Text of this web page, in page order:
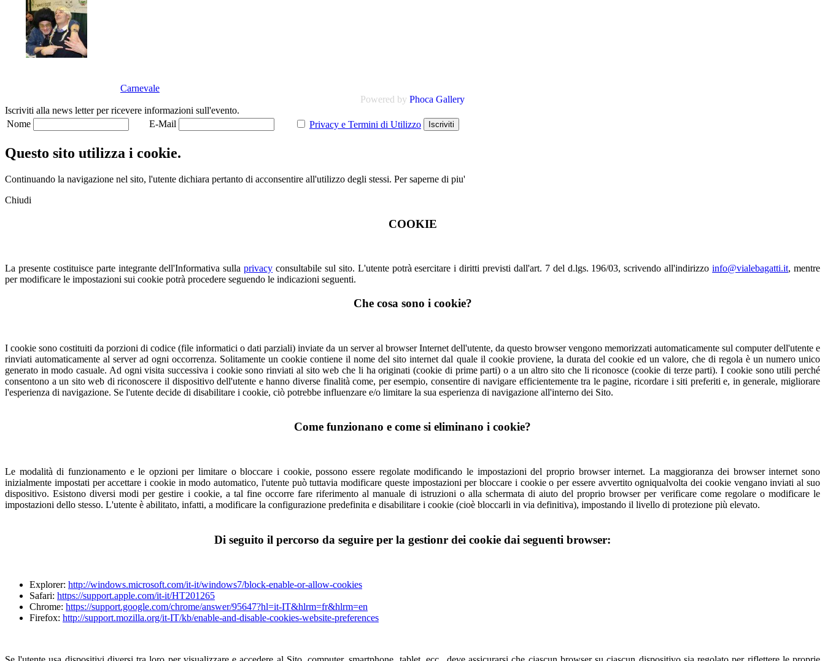
Carnevale
Powered by Phoca Gallery
Iscriviti alla news letter per ricevere informazioni sull'evento.
Nome
E-Mail Privacy e Termini di Utilizzo
Questo sito utilizza i cookie.
Continuando la navigazione nel sito, l'utente dichiara pertanto di acconsentire all'utilizzo degli stessi. Per saperne di piu'
Chiudi
COOKIE
La presente costituisce parte integrante dell'Informativa sullaprivacy consultabile sul sito. L'utente potrà esercitare i diritti previsti dall'art. 7 del d.lgs. 196/03, scrivendo all'indirizzoinfo@vialebagatti.it, mentre
per modificare le impostazioni sui cookie potrà procedere seguendo le indicazioni seguenti.
Che cosa sono i cookie?
I cookie sono costituiti da porzioni di codice (file informatici o dati parziali) inviate da un server al browser Internet dell'utente, da questo browser vengono memorizzati automaticamente sul computer dell'utente e
rinviati automaticamente al server ad ogni occorrenza. Solitamente un cookie contiene il nome del sito internet dal quale il cookie proviene, la durata del cookie ed un valore, che di regola è un numero unico
generato in modo casuale. Ad ogni visita successiva i cookie sono rinviati al sito web che li ha originati (cookie di prime parti) o a un altro sito che li riconosce (cookie di terze parti). I cookie sono utili perché
consentono a un sito web di riconoscere il dispositivo dell'utente e hanno diverse finalità come, per esempio, consentire di navigare efficientemente tra le pagine, ricordare i siti preferiti e, in generale, migliorare
l'esperienza di navigazione. Se l'utente decide di disabilitare i cookie, ciò potrebbe influenzare e/o limitare la sua esperienza di navigazione all'interno dei Sito.
Come funzionano e come si eliminano i cookie?
Le modalità di funzionamento e le opzioni per limitare o bloccare i cookie, possono essere regolate modificando le impostazioni del proprio browser internet. La maggioranza dei browser internet sono
inizialmente impostati per accettare i cookie in modo automatico, l'utente può tuttavia modificare queste impostazioni per bloccare i cookie o per essere avvertito ogniqualvolta dei cookie vengano inviati al suo
dispositivo. Esistono diversi modi per gestire i cookie, a tal fine occorre fare riferimento al manuale di istruzioni o alla schermata di aiuto del proprio browser per verificare come regolare o modificare le
impostazioni dello stesso. L'utente è abilitato, infatti, a modificare la configurazione predefinita e disabilitare i cookie (cioè bloccarli in via definitiva), impostando il livello di protezione più elevato.
Di seguito il percorso da seguire per la gestionr dei cookie dai seguenti browser:
Explorer: http://windows.microsoft.com/it-it/windows7/block-enable-or-allow-cookies
Safari: https://support.apple.com/it-it/HT201265
Chrome: https://support.google.com/chrome/answer/95647?hl=it-IT&hlrm=fr&hlrm=en
Firefox: http://support.mozilla.org/it-IT/kb/enable-and-disable-cookies-website-preferences